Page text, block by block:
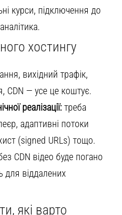
курси, підключення до
хостингу
вихідний трафік,
CDN — усе це коштує.
реалізації: треба
адаптивні потоки
(signed URLs) тощо.
CDN відео буде погано
для віддалених
які варто